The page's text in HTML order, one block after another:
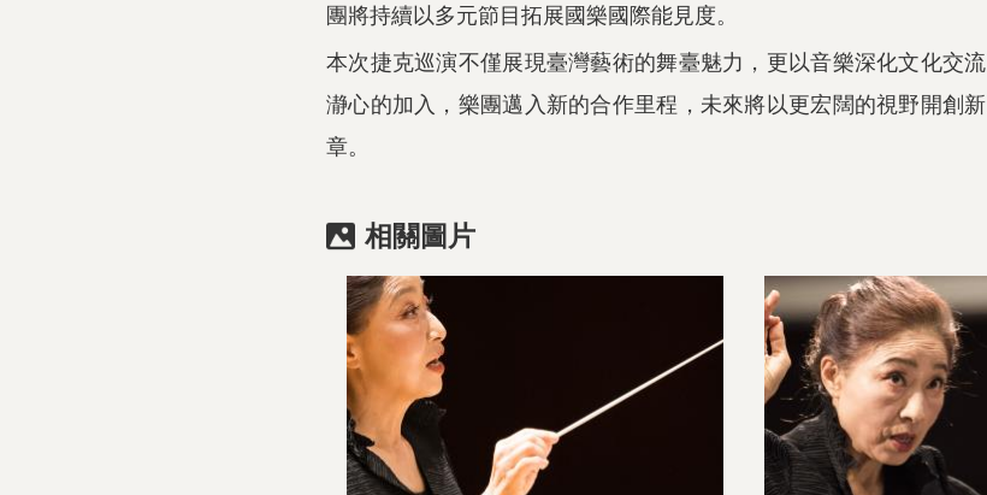
團將持續以多元節目拓展國樂國際能見度。
本次捷克巡演不僅展現臺灣藝術的舞臺魅力，更以音樂深化文化交
瀞心的加入，樂團邁入新的合作里程，未來將以更宏闊的視野開創
章。
相關圖片